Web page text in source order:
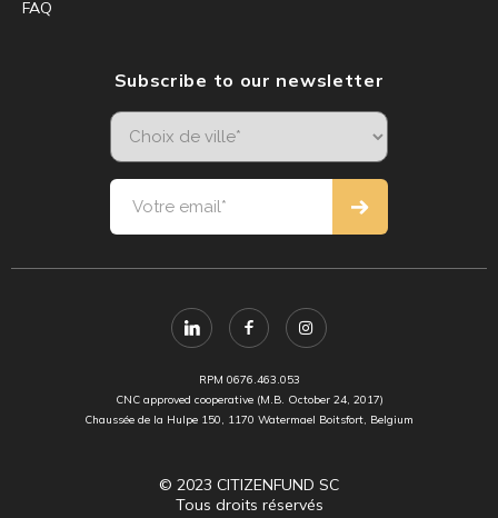
FAQ
Subscribe to our newsletter
RPM 0676.463.053
CNC approved cooperative (M.B. October 24, 2017)
Chaussée de la Hulpe 150, 1170 Watermael Boitsfort, Belgium
© 2023 CITIZENFUND SC
Tous droits réservés